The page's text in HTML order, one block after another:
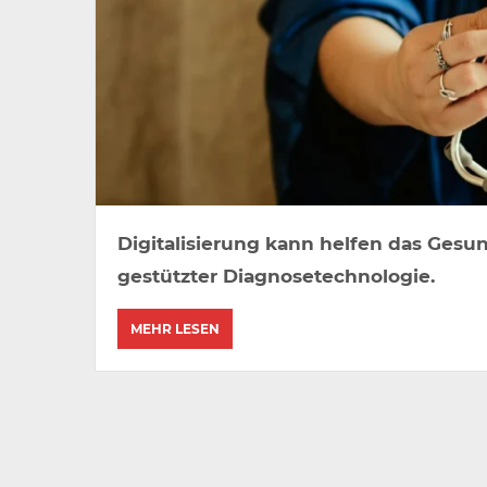
Digitalisierung kann helfen das
gestützter Diagnosetechnologie.
MEHR LESEN